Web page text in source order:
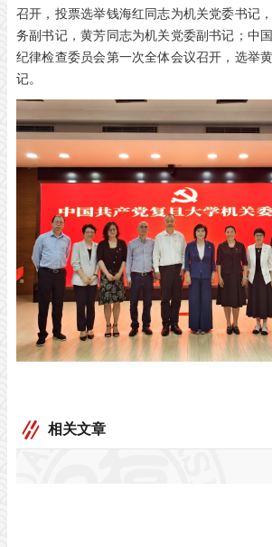
召开，投票选举钱海红同志为机关党委书记
务副书记，黄芳同志为机关党委副书记；中
纪律检查委员会第一次全体会议召开，选举
记。
相关文章